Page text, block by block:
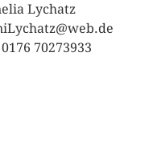
Lychatz
70273933